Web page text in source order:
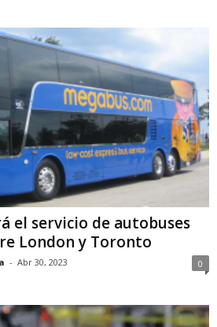
el servicio de autobuses
London y Toronto
- Abr 30, 2023 0